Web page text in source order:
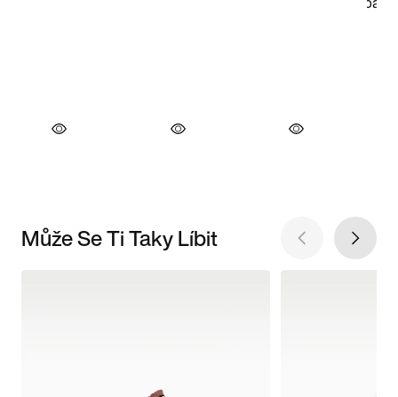
Může Se Ti Taky Líbit